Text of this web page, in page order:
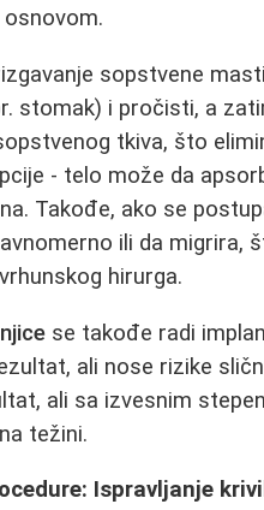
sopstvene
stomak) i pročisti, a
tkiva, što
- telo može da
Takođe, ako se
ili da migrira,
hirurga.
se takođe radi
ali nose rizike
ali sa izvesnim
težini.
Ispravljanje